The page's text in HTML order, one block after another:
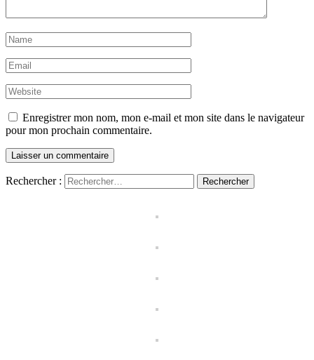
Enregistrer mon nom, mon e-mail et mon site dans le navigateur
pour mon prochain commentaire.
Rechercher :